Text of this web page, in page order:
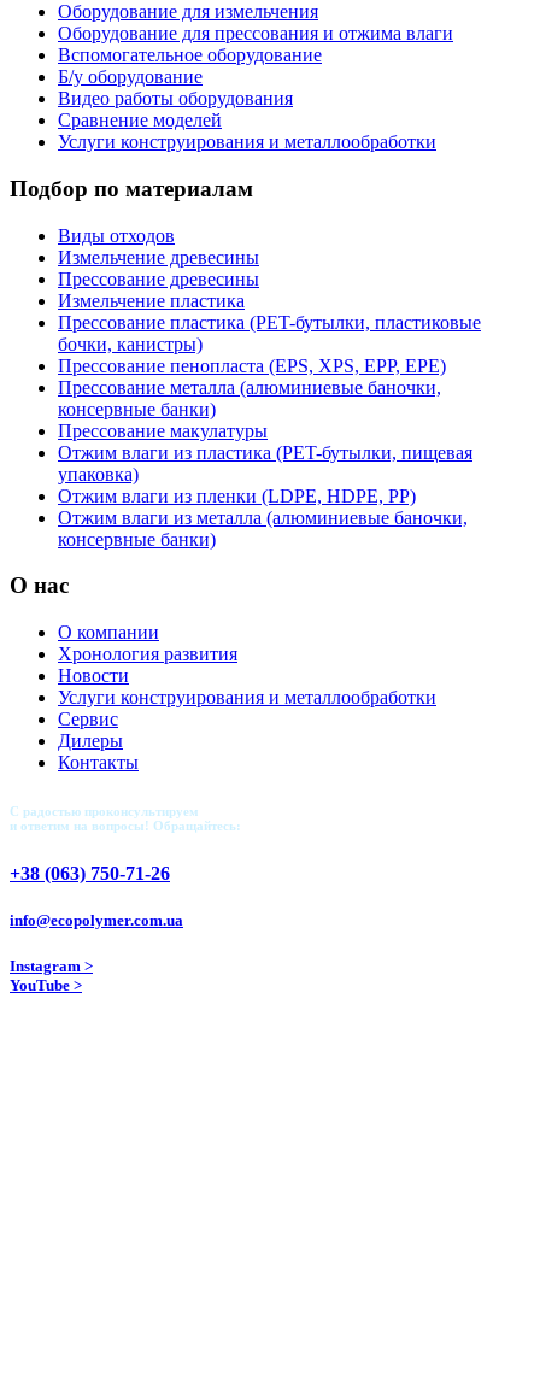
Оборудование для измельчения
Оборудование для прессования и отжима влаги
Вспомогательное оборудование
Б/у оборудование
Видео работы оборудования
Сравнение моделей
Услуги конструирования и металлообработки
Подбор по материалам
Виды отходов
Измельчение древесины
Прессование древесины
Измельчение пластика
Прессование пластика (PET-бутылки, пластиковые
бочки, канистры)
Прессование пенопласта (EPS, XPS, EPP, EPE)
Прессование металла (алюминиевые баночки,
консервные банки)
Прессование макулатуры
Отжим влаги из пластика (PET-бутылки, пищевая
упаковка)
Отжим влаги из пленки (LDPE, HDPE, PP)
Отжим влаги из металла (алюминиевые баночки,
консервные банки)
О нас
О компании
Хронология развития
Новости
Услуги конструирования и металлообработки
Сервис
Дилеры
Контакты
С радостью проконсультируем
и ответим на вопросы! Обращайтесь:
+38 (063) 750-71-26
info@ecopolymer.com.ua
Instagram >
YouTube >